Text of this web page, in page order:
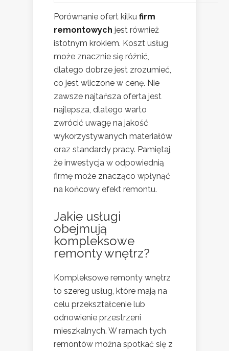
Porównanie ofert kilku firm
remontowych jest również
istotnym krokiem. Koszt usług
może znacznie się różnić,
dlatego dobrze jest zrozumieć,
co jest wliczone w cenę. Nie
zawsze najtańsza oferta jest
najlepsza, dlatego warto
zwrócić uwagę na jakość
wykorzystywanych materiałów
oraz standardy pracy. Pamiętaj,
że inwestycja w odpowiednią
firmę może znacząco wpłynąć
na końcowy efekt remontu.
Jakie usługi
obejmują
kompleksowe
remonty wnętrz?
Kompleksowe remonty wnętrz
to szereg usług, które mają na
celu przekształcenie lub
odnowienie przestrzeni
mieszkalnych. W ramach tych
remontów można spotkać się z